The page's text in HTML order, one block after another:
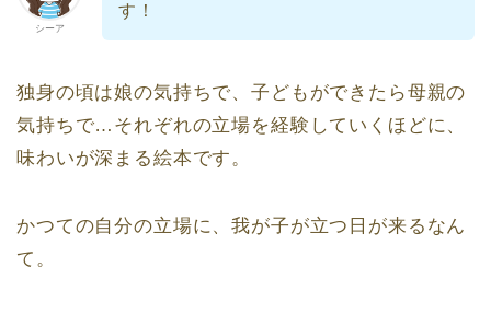
シーア
す！
独身の頃は娘の気持ちで、子どもができたら母親の
気持ちで…それぞれの立場を経験していくほどに、
味わいが深まる絵本です。
かつての自分の立場に、我が子が立つ日が来るなん
て。